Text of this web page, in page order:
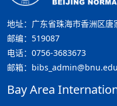
地址：广东省珠海市香洲区唐
邮编：519087
电话：0756-3683673
邮箱：
Bay Area